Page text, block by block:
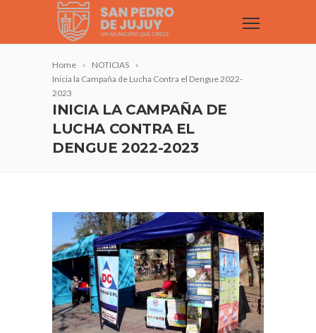
Home
NOTICIAS
Inicia la Campaña de Lucha Contra el Dengue 2022-
2023
INICIA LA CAMPAÑA DE
LUCHA CONTRA EL
DENGUE 2022-2023